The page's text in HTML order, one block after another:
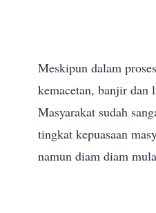
Meskipun dalam
kemacetan, banjir dan
Masyarakat sudah
tingkat kepuasaan
namun diam diam